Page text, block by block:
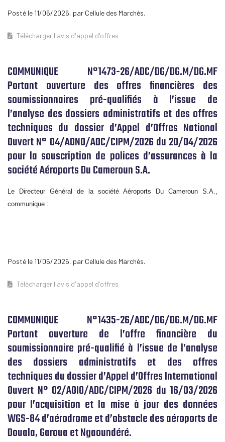
Posté le 11/06/2026, par Cellule des Marchés.
Télécharger l'avis d'appel d'offres
COMMUNIQUE N°1473-26/ADC/DG/DG.M/DG.MF
Portant ouverture des offres financières des
soumissionnaires pré-qualifiés à l’issue de
l’analyse des dossiers administratifs et des offres
techniques du dossier d’Appel d’Offres National
Ouvert N° 04/AONO/ADC/CIPM/2026 du 20/04/2026
pour la souscription de polices d’assurances à la
société Aéroports Du Cameroun S.A.
Le Directeur Général de la société Aéroports Du Cameroun S.A.,
communique :
Posté le 11/06/2026, par Cellule des Marchés.
Télécharger l'avis d'appel d'offres
COMMUNIQUE N°1435-26/ADC/DG/DG.M/DG.MF
Portant ouverture de l’offre financière du
soumissionnaire pré-qualifié à l’issue de l’analyse
des dossiers administratifs et des offres
techniques du dossier d’Appel d’Offres International
Ouvert N° 02/AOIO/ADC/CIPM/2026 du 16/03/2026
pour l’acquisition et la mise à jour des données
WGS-84 d’aérodrome et d’obstacle des aéroports de
Douala, Garoua et Ngaoundéré.